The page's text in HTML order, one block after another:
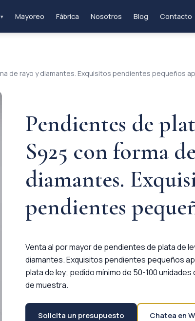
▾ Mayoreo Fábrica Nosotros Blog Contacto
de rayo y diamantes. Exquisitos pendientes pequeños
Pendientes de
S925 con forma
diamantes.
pendientes
Venta al por mayor de pendientes de plata de
diamantes. Exquisitos pendientes pequeños
plata de ley; pedido mínimo de 50-100
de muestra.
Solicita un presupuesto Chatea en